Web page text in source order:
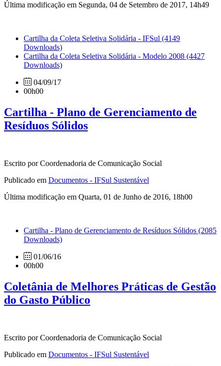
Última modificação em Segunda, 04 de Setembro de 2017, 14h49
Cartilha da Coleta Seletiva Solidária - IFSul (4149
Downloads)
Cartilha da Coleta Seletiva Solidária - Modelo 2008 (4427
Downloads)
04/09/17
00h00
Cartilha - Plano de Gerenciamento de
Resíduos Sólidos
Escrito por Coordenadoria de Comunicação Social
Publicado em Documentos - IFSul Sustentável
Última modificação em Quarta, 01 de Junho de 2016, 18h00
Cartilha - Plano de Gerenciamento de Resíduos Sólidos (2085
Downloads)
01/06/16
00h00
Coletânia de Melhores Práticas de Gestão
do Gasto Público
Escrito por Coordenadoria de Comunicação Social
Publicado em Documentos - IFSul Sustentável